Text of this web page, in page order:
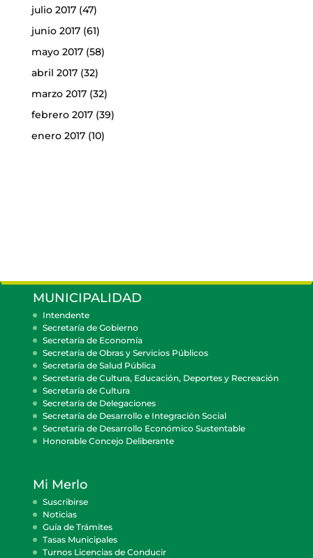
julio 2017(47)
junio 2017(61)
mayo 2017(58)
abril 2017(32)
marzo 2017(32)
febrero 2017(39)
enero 2017(10)
MUNICIPALIDAD
Intendente
Secretaría de Gobierno
Secretaría de Economía
Secretaría de Obras y Servicios Públicos
Secretaría de Salud Pública
Secretaría de Cultura, Educación, Deportes y Recreación
Secretaría de Cultura
Secretaría de Delegaciones
Secretaría de Desarrollo e Integración Social
Secretaría de Desarrollo Económico Sustentable
Honorable Concejo Deliberante
Mi Merlo
Suscribirse
Noticias
Guía de Trámites
Tasas Municipales
Turnos Licencias de Conducir